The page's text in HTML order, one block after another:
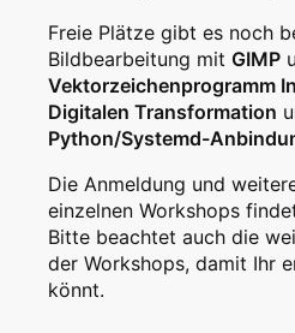
Freie Plätze gibt es noch
Bildbearbeitung mit GIMP
Vektorzeichenprogramm
Digitalen Transformation
Python/Systemd-
Die Anmeldung und
einzelnen Workshops
Bitte beachtet auch die
der Workshops, damit Ihr
könnt.